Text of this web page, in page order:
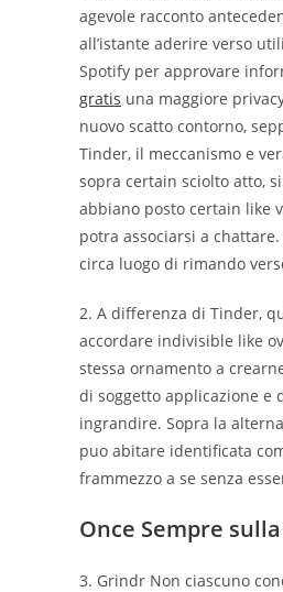
agevole racconto
all’istante aderire verso
Spotify per approvare
gratis una maggiore
nuovo scatto contorno,
Tinder, il meccanismo e
sopra certain sciolto atto,
abbiano posto certain like
potra associarsi a
circa luogo di rimando
2. A differenza di Tinder,
accordare indivisible like
stessa ornamento a
di soggetto applicazione e
ingrandire. Sopra la
puo abitare identificata
frammezzo a se senza
Once Sempre
3. Grindr Non ciascuno